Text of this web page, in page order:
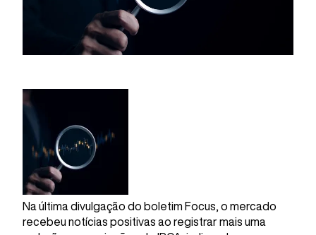
Na última divulgação do boletim Focus, o mercado
recebeu notícias positivas ao registrar mais uma